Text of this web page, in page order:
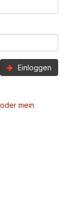
Einloggen
mein